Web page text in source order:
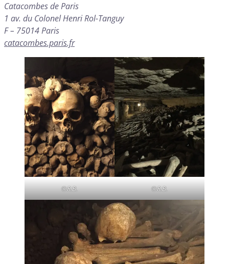
Catacombes de Paris
1 av. du Colonel Henri Rol-Tanguy
F – 75014 Paris
catacombes.paris.fr
©R.B. ©R.B.